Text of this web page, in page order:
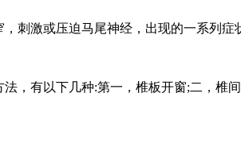
刺激或压迫马尾神经，出现的一系列症
，有以下几种:第一，椎板开窗;二，椎